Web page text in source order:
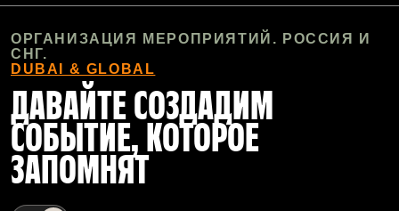
ОРГАНИЗАЦИЯ МЕРОПРИЯТИЙ. РОССИЯ И
СНГ.
DUBAI & GLOBAL
ДАВАЙТЕ СОЗДАДИМ
СОБЫТИЕ, КОТОРОЕ
ЗАПОМНЯТ